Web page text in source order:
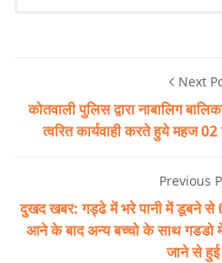
Next
कोतवाली पुलिस द्वारा नाबालिग
त्वरित कार्यवाही करते हुये महज
Previous
दुखद खबर: गड्ढे में भरे पानी में डूबने से
आने के बाद अन्य बच्चो के साथ गडडो
जाने से हुई